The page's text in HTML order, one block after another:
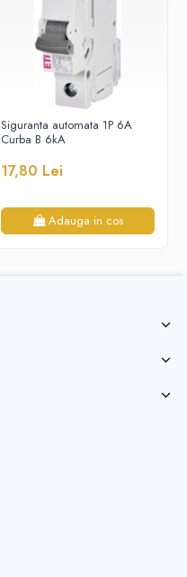
Siguranta automata 1P 6A
Curba B 6kA
17,80 Lei
Adauga in cos